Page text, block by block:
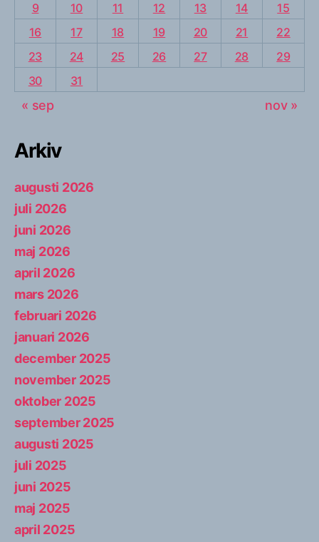
9 10 11 12 13 14
15
16
17 18 19 20 21
22
23
24 25 26 27 28
29
30
31
« sep nov »
Arkiv
augusti 2026
juli 2026
juni 2026
maj 2026
april 2026
mars 2026
februari 2026
januari 2026
december 2025
november 2025
oktober 2025
september 2025
augusti 2025
juli 2025
juni 2025
maj 2025
april 2025